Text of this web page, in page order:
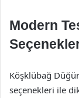
Modern
Köşklübağ
seçenekleri ile